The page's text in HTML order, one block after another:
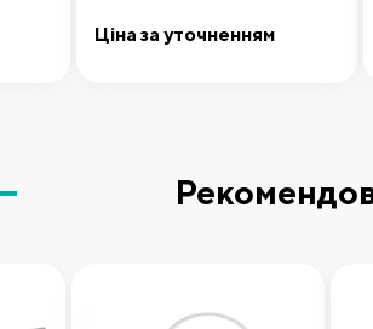
Ціна за уточненням
Додати до кошика